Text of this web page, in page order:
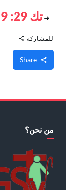
تك 29: 19
للمشاركة
من نحن؟